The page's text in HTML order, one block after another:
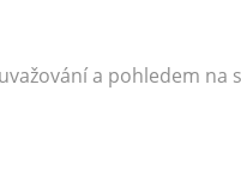
a pohledem na